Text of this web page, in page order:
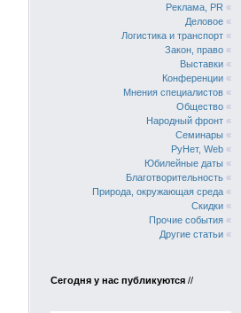
Реклама, PR «
Деловое «
Логистика и транспорт «
Закон, право «
Выставки «
Конференции «
Мнения специалистов «
Общество «
Народный фронт «
Семинары «
РуНет, Web «
Юбилейные даты «
Благотворительность «
Природа, окружающая среда «
Скидки «
Прочие события «
Другие статьи «
Сегодня у нас публикуются //